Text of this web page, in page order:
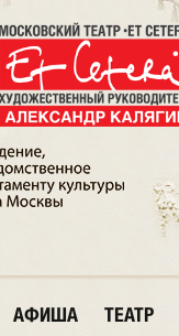
АФИША ТЕАТР